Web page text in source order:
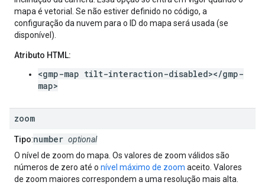
mapa é vetorial. Se não estiver definido no código, a
configuração da nuvem para o ID do mapa será usada (se
disponível).
Atributo HTML:
<gmp-map tilt-interaction-disabled></gmp-
map>
zoom
Tipo:number optional
O nível de zoom do mapa. Os valores de zoom válidos são
números de zero até o nível máximo de zoom aceito. Valores
de zoom maiores correspondem a uma resolução mais alta.